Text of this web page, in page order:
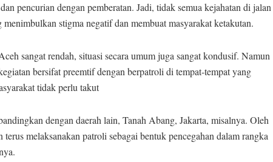
pencurian dengan pemberatan. Jadi, tidak semua kejahatan di jalan
stigma negatif dan membuat masyarakat ketakutan.
sangat rendah, situasi secara umum juga sangat kondusif. Namun
bersifat preemtif dengan berpatroli di tempat-tempat yang
tidak perlu takut
dengan daerah lain, Tanah Abang, Jakarta, misalnya. Oleh
melaksanakan patroli sebagai bentuk pencegahan dalam rangka